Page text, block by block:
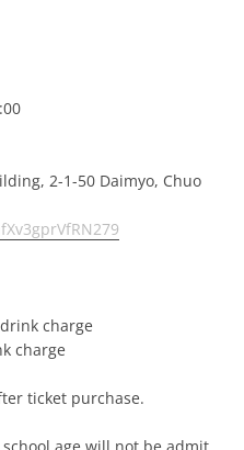
2-1-50 Daimyo, Chuo
charge
charge
ticket purchase.